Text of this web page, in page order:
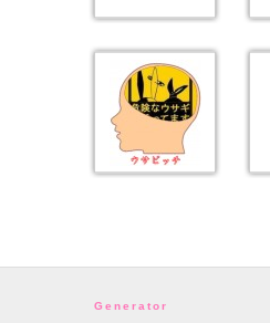
Generator